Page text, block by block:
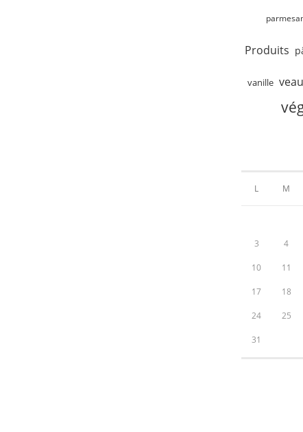
Produits
vanille veau
L M
3 4
10 11
17 18
24 25
31